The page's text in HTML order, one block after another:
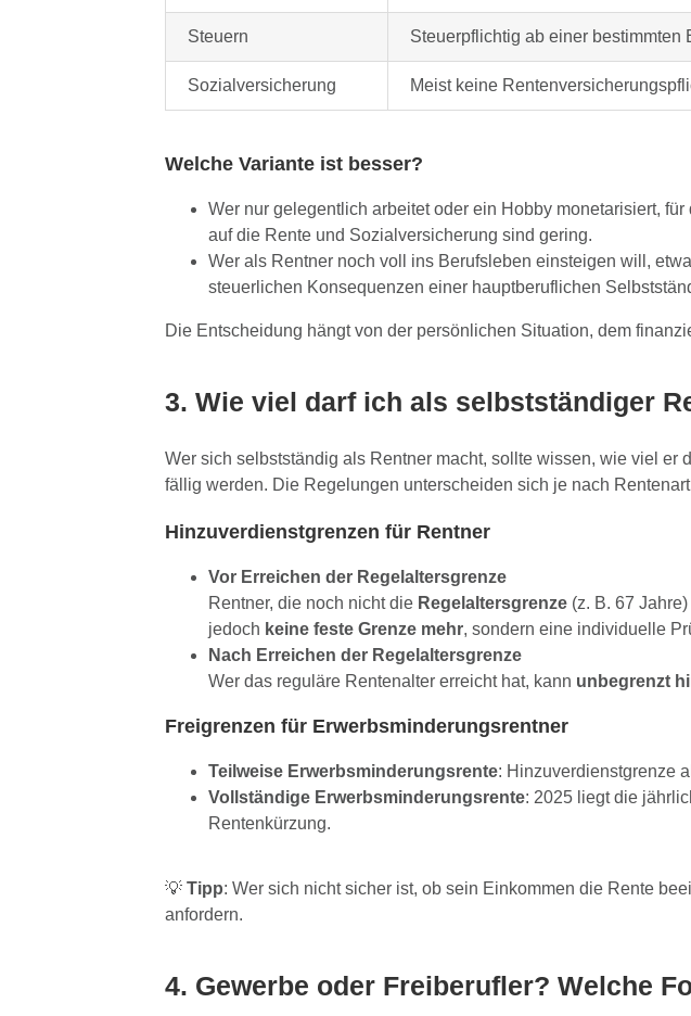
Steuern Steuerpflichtig ab einer bestimmten
Sozialversicherung Meist keine
Welche Variante ist besser?
Wer nur gelegentlich arbeitet oder ein Hobby monetarisiert, für
auf die Rente und Sozialversicherung sind gering.
Wer als Rentner noch voll ins Berufsleben einsteigen will,
steuerlichen Konsequenzen einer hauptberuflichen
Die Entscheidung hängt von der persönlichen Situation, dem
3. Wie viel darf ich als selbstständiger
Wer sich selbstständig als Rentner macht, sollte wissen, wie viel
fällig werden. Die Regelungen unterscheiden sich je nach Rentenart
Hinzuverdienstgrenzen für Rentner
Vor Erreichen der Regelaltersgrenze
Rentner, die noch nicht die Regelaltersgrenze(z. B. 67
jedoch keine feste Grenze mehr, sondern eine individuelle
Nach Erreichen der Regelaltersgrenze
Wer das reguläre Rentenalter erreicht hat, kann unbegrenzt
Freigrenzen für Erwerbsminderungsrentner
Teilweise Erwerbsminderungsrente: Hinzuverdienstgrenze
Vollständige Erwerbsminderungsrente: 2025 liegt die
Rentenkürzung.
💡 Tipp: Wer sich nicht sicher ist, ob sein Einkommen die Rente
anfordern.
4. Gewerbe oder Freiberufler? Welche